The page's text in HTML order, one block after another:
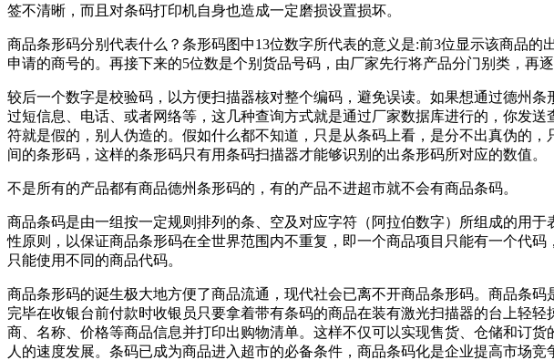
签不清晰，而且对条码打印机自身也造成一定磨损设置损坏。
商品条形码分别代表什么？条形码图中13位数字所代表的意义是:前3位显示该商品
申请的商号的。再接下来的5位数是个别货品号码，由厂家先行将产品分门别类，再
较后一个数字是校验码，以方便扫描器核对整个编码，避免误读。如果想通过德州
过短信息、电话、或者网络等，这几种查询方式就是通过厂家数据库进行的，你发
符就是假的，别人伪造的。假如什么都不知道，只是从条码上看，是分不出真伪的
间的条形码，这样的条形码只有用条码扫描器才能够识别的出条形码所对应的数值。
不是所有的产品都有商品德州条形码的，有的产品不进超市就不会有商品条码。
商品条码是由一组按一定规则排列的条、空及对应字符（阿拉伯数字）所组成的用
性原则，以保证商品条形码在全世界范围内不重复，即一个商品项目只能有一个代
只能使用不同的商品代码。
商品条形码的诞生极大地方便了商品流通，现代社会已离不开商品条形码。商品条
完毕在收银台前付款时收银员只要拿着带有条码的商品在装有激光扫描器的台上轻
商、名称、价格等商品信息并打印出购物清单。这样不仅可以实现售货、仓储和订
人的速度发展。条码已成为商品进入超市的必备条件，商品条码化是企业提高市场